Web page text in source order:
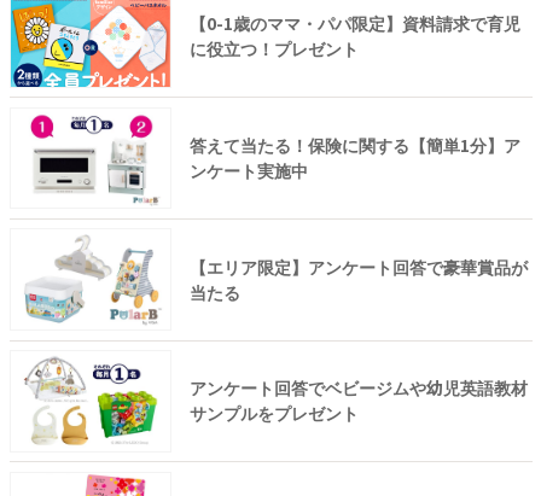
【0-1歳のママ・パパ限定】資料請求で育児
に役立つ！プレゼント
答えて当たる！保険に関する【簡単1分】ア
ンケート実施中
【エリア限定】アンケート回答で豪華賞品が
当たる
アンケート回答でベビージムや幼児英語教材
サンプルをプレゼント